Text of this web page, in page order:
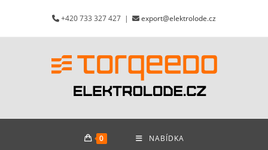
obsahu
+420 733 327 427 | export@elektrolode.cz
0 NABÍDKA